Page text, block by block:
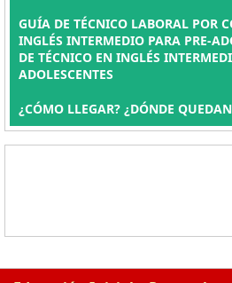
GUÍA DE TÉCNICO LABORAL POR
INGLÉS INTERMEDIO PARA PRE-
DE TÉCNICO EN INGLÉS
ADOLESCENTES
¿CÓMO LLEGAR? ¿DÓNDE